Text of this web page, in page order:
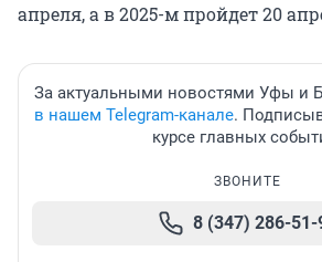
апреля, а в 2025-м пройдет 20
За актуальными новостями Уфы и
в нашем Telegram-канале.
курсе главных
ЗВОНИТЕ
8 (347) 286-51-